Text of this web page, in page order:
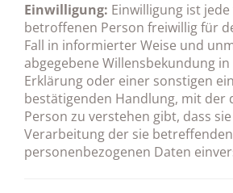
Einwilligung: Einwilligung ist
betroffenen Person freiwillig für
Fall in informierter Weise und
abgegebene Willensbekundung
Erklärung oder einer sonstigen
bestätigenden Handlung, mit der
Person zu verstehen gibt, dass
Verarbeitung der sie betreffenden
personenbezogenen Daten